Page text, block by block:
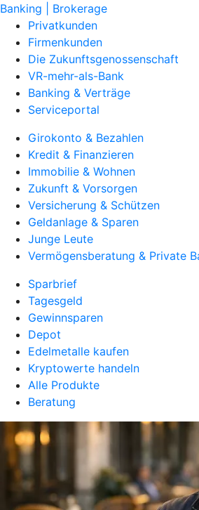
Banking | Brokerage
Privatkunden
Firmenkunden
Die Zukunftsgenossenschaft
VR-mehr-als-Bank
Banking & Verträge
Serviceportal
Girokonto & Bezahlen
Kredit & Finanzieren
Immobilie & Wohnen
Zukunft & Vorsorgen
Versicherung & Schützen
Geldanlage & Sparen
Junge Leute
Vermögensberatung & Private
Sparbrief
Tagesgeld
Gewinnsparen
Depot
Edelmetalle kaufen
Kryptowerte handeln
Alle Produkte
Beratung